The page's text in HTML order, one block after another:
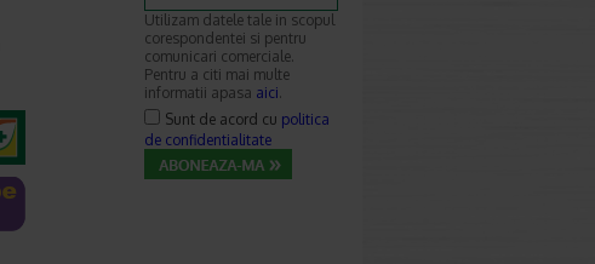
Utilizam datele tale in scopul
corespondentei si pentru
comunicari comerciale.
Pentru a citi mai multe
informatii apasa aici.
Sunt de acord cu politica
de confidentialitate